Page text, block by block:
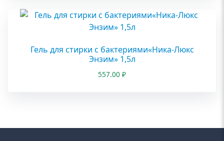
Гель для стирки с бактериями«Ника-Люкс
Энзим» 1,5л
557.00 ₽